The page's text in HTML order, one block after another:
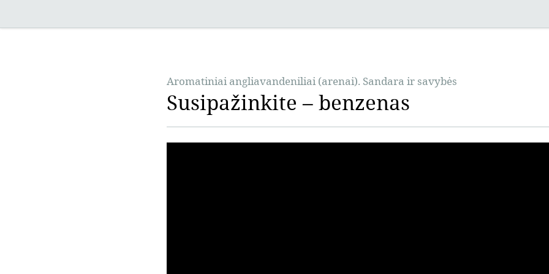
Aromatiniai angliavandeniliai (arenai). Sandara ir savybės
Susipažinkite – benzenas